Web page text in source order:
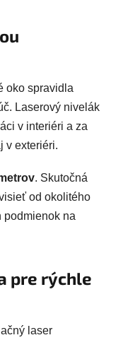
oko spravidla
Laserový nivelák
v interiéri a za
v exteriéri.
. Skutočná
od okolitého
podmienok na
pre rýchle
laser